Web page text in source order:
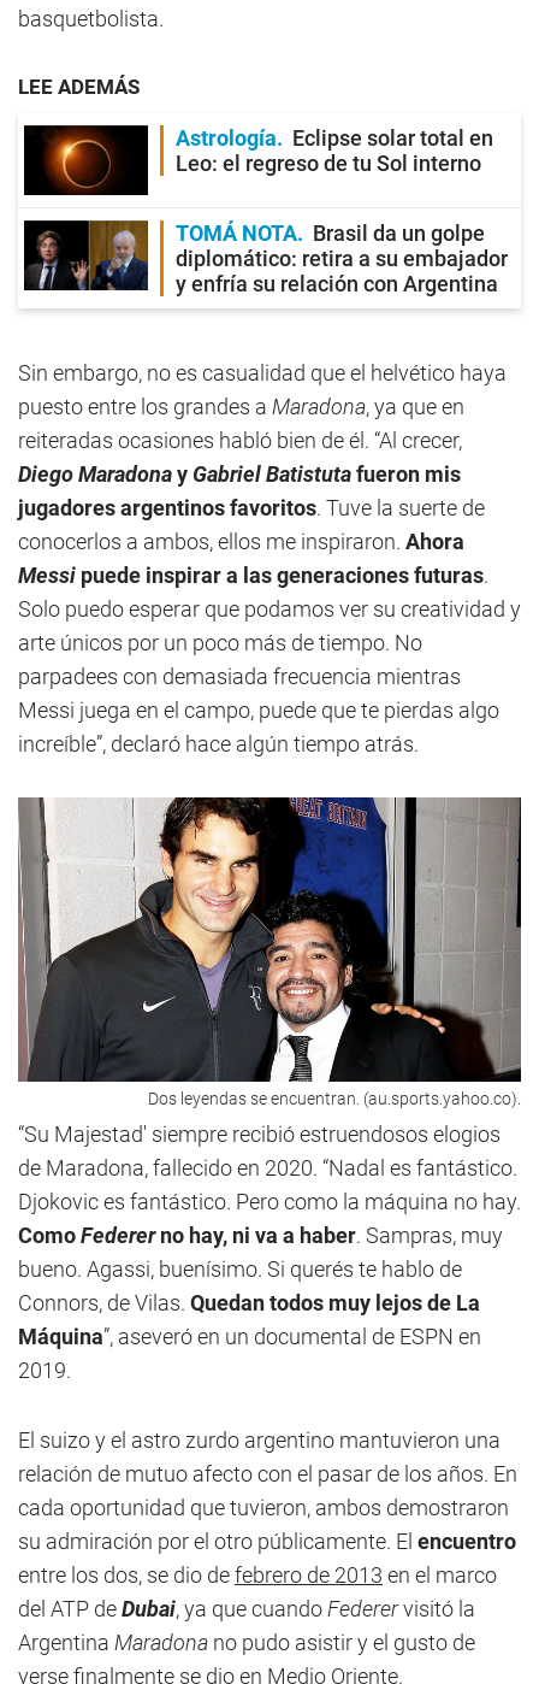
basquetbolista.
LEE ADEMÁS
Astrología
Eclipse solar total en
Leo: el regreso de tu Sol interno
TOMÁ NOTA
Brasil da un golpe
diplomático: retira a su embajador
y enfría su relación con Argentina
Sin embargo, no es casualidad que el helvético haya
puesto entre los grandes a Maradona, ya que en
reiteradas ocasiones habló bien de él. “Al crecer,
Diego Maradonay Gabriel Batistutafueron mis
jugadores argentinos favoritos. Tuve la suerte de
conocerlos a ambos, ellos me inspiraron. Ahora
Messi puede inspirar a las generaciones futuras.
Solo puedo esperar que podamos ver su creatividad y
arte únicos por un poco más de tiempo. No
parpadees con demasiada frecuencia mientras
Messi juega en el campo, puede que te pierdas algo
increíble”, declaró hace algún tiempo atrás.
Dos leyendas se encuentran. (au.sports.yahoo.co).
“Su Majestad' siempre recibió estruendosos elogios
de Maradona, fallecido en 2020. “Nadal es fantástico.
Djokovic es fantástico. Pero como la máquina no hay.
ComoFedererno hay, ni va a haber. Sampras, muy
bueno. Agassi, buenísimo. Si querés te hablo de
Connors, de Vilas. Quedan todos muy lejos de La
Máquina”, aseveró en un documental de ESPN en
2019.
El suizo y el astro zurdo argentino mantuvieron una
relación de mutuo afecto con el pasar de los años. En
cada oportunidad que tuvieron, ambos demostraron
su admiración por el otro públicamente. El encuentro
entre los dos, se dio defebrero de 2013 en el marco
del ATP deDubai, ya que cuando Federervisitó la
Argentina Maradona no pudo asistir y el gusto de
verse finalmente se dio en Medio Oriente.